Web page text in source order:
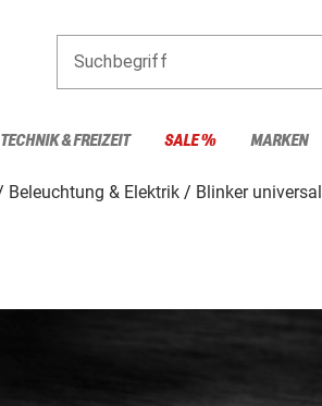
Suchbegriff
TECHNIK & FREIZEIT SALE % MARKEN
Beleuchtung & Elektrik Blinker universal